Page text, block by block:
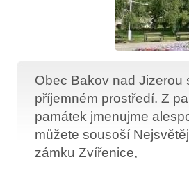
Obec Bakov nad Jizerou
příjemném prostředí. Z
památek jmenujme
můžete sousoší
zámku Zvířenice,